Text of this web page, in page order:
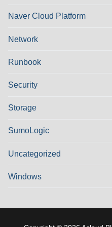
Naver Cloud Platform
Network
Runbook
Security
Storage
SumoLogic
Uncategorized
Windows